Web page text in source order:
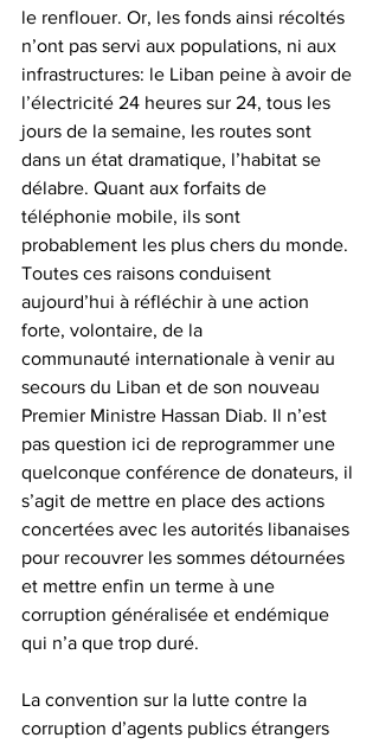
le renflouer. Or, les fonds ainsi récoltés
n’ont pas servi aux populations, ni aux
infrastructures: le Liban peine à avoir de
l’électricité 24 heures sur 24, tous les
jours de la semaine, les routes sont
dans un état dramatique, l’habitat se
délabre. Quant aux forfaits de
téléphonie mobile, ils sont
probablement les plus chers du monde.
Toutes ces raisons conduisent
aujourd’hui à réfléchir à une action
forte, volontaire, de la
communauté internationale à venir au
secours du Liban et de son nouveau
Premier Ministre Hassan Diab. Il n’est
pas question ici de reprogrammer une
quelconque conférence de donateurs, il
s’agit de mettre en place des actions
concertées avec les autorités libanaises
pour recouvrer les sommes détournées
et mettre enfin un terme à une
corruption généralisée et endémique
qui n’a que trop duré.
La convention sur la lutte contre la
corruption d’agents publics étrangers